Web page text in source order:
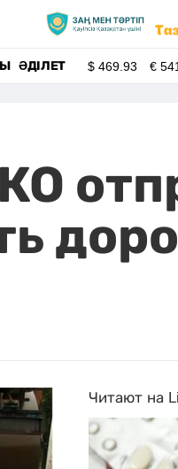
ӘДІЛЕТ $469.93 €
Читают на